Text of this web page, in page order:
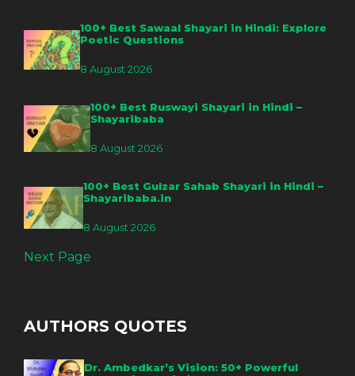
100+ Best Sawaal Shayari in Hindi: Explore
Poetic Questions
8 August 2026
100+ Best Ruswayi Shayari in Hindi –
Shayaribaba
8 August 2026
100+ Best Gulzar Sahab Shayari in Hindi –
Shayaribaba.in
8 August 2026
Next Page
AUTHORS QUOTES
Dr. Ambedkar’s Vision: 50+ Powerful